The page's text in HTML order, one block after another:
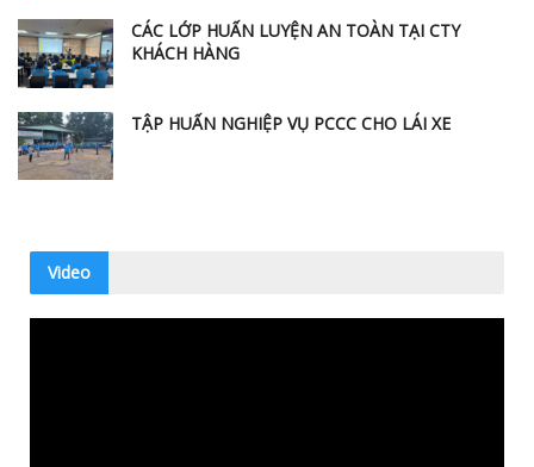
CÁC LỚP HUẤN LUYỆN AN TOÀN TẠI CTY
KHÁCH HÀNG
TẬP HUẤN NGHIỆP VỤ PCCC CHO LÁI XE
Video